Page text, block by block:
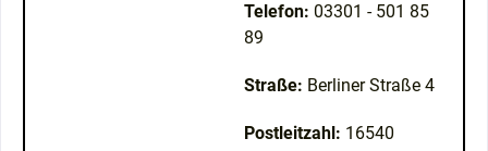
Telefon: 03301 - 501 85
89
Straße: Berliner Straße 4
Postleitzahl: 16540